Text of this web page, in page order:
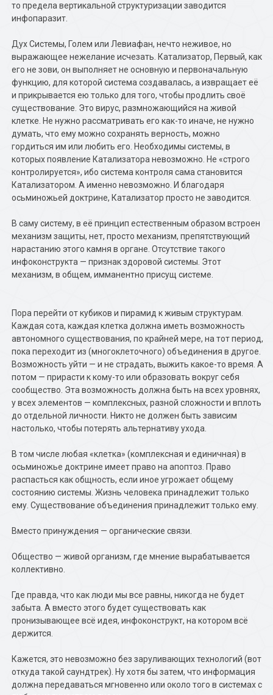
то предела вертикальной структуризации заводится
инфопаразит.
Дух Системы, Голем или Левиафан, нечто неживое, но
выражающее нежелание исчезать. Катализатор, Первый, как
его не зови, он выполняет не основную и первоначальную
функцию, для которой система создавалась, а извращает её
и прикрывается ею только для того, чтобы продлить своё
существование. Это вирус, размножающийся на живой
клетке. Не нужно рассматривать его как-то иначе, не нужно
думать, что ему можно сохранять верность, можно
гордиться им или любить его. Необходимы системы, в
которых появление Катализатора невозможно. Не «строго
контролируется», ибо система контроля сама становится
Катализатором. А именно невозможно. И благодаря
осьминожьей доктрине, Катализатор просто не заводится.
В саму систему, в её принцип естественным образом встроен
механизм защиты, нет, просто механизм, препятствующий
нарастанию этого камня в органе. Отсутствие такого
инфоконструкта — признак здоровой системы. Этот
механизм, в общем, имманентно присущ системе.
Пора перейти от кубиков и пирамид к живым структурам.
Каждая сота, каждая клетка должна иметь возможность
автономного существования, по крайней мере, на тот период,
пока переходит из (многоклеточного) объединения в другое.
Возможность уйти — и не страдать, выжить какое-то время. А
потом — прирасти к кому-то или образовать вокруг себя
сообщество. Эта возможность должна быть на всех уровнях,
у всех элементов — комплексных, разной сложности и вплоть
до отдельной личности. Никто не должен быть зависим
настолько, чтобы потерять альтернативу ухода.
В том числе любая «клетка» (комплексная и единичная) в
осьминожье доктрине имеет право на апоптоз. Право
распасться как общность, если иное угрожает общему
состоянию системы. Жизнь человека принадлежит только
ему. Существование объединения принадлежит только ему.
Вместо принуждения — органические связи.
Общество — живой организм, где мнение вырабатывается
коллективно.
Где правда, что как люди мы все равны, никогда не будет
забыта. А вместо этого будет существовать как
пронизывающее всё идея, инфоконструкт, на котором всё
держится.
Кажется, это невозможно без заруливающих технологий (вот
откуда такой саундтрек). Ну хотя бы затем, что информация
должна передаваться мгновенно или около того в системах с